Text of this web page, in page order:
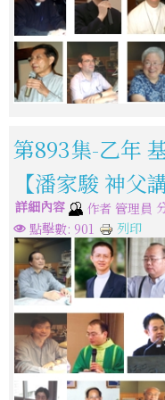
第893集-乙年
【潘家駿 神父
詳細內容 作者 管理員
點擊數: 901
列印